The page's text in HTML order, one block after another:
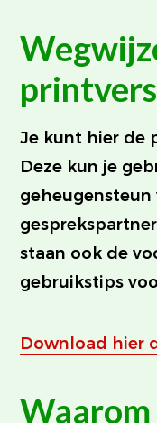
Je kunt hier de
Deze kun je
staan ook de
gebruikstips
Download hier
Waarom